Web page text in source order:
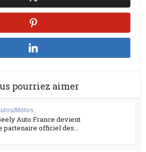
pourriez aimer
Motos
Auto France devient
partenaire officiel des...